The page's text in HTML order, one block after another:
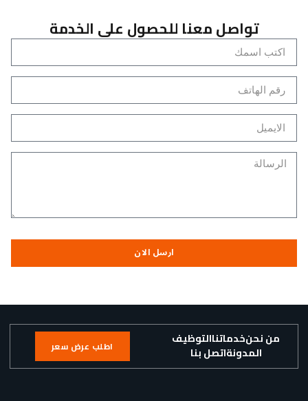
تواصل معنا للحصول على الخدمة
ارسل الان
من نحنخدماتناالتوظيف
المدونةاتصل بنا اطلب عرض سعر